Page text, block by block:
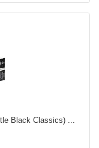
Black Classics) ...